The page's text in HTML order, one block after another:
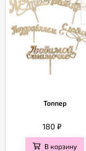
Топпер
180 ₽
В корзину